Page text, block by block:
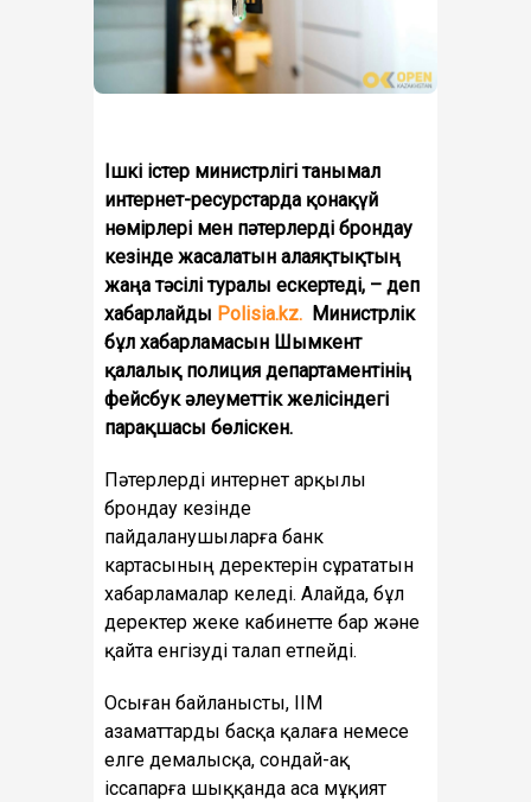
Ішкі істер министрлігі танымал
интернет-ресурстарда қонақүй
нөмірлері мен пәтерлерді брондау
кезінде жасалатын алаяқтықтың
жаңа тәсілі туралы ескертеді, – деп
хабарлайды Polisia.kz. Министрлік
бұл хабарламасын Шымкент
қалалық полиция департаментінің
фейсбук әлеуметтік желісіндегі
парақшасы бөліскен.
Пәтерлерді интернет арқылы
брондау кезінде
пайдаланушыларға банк
картасының деректерін сұрататын
хабарламалар келеді. Алайда, бұл
деректер жеке кабинетте бар және
қайта енгізуді талап етпейді.
Осыған байланысты, ІІМ
азаматтарды басқа қалаға немесе
елге демалысқа, сондай-ақ
іссапарға шыққанда аса мұқият